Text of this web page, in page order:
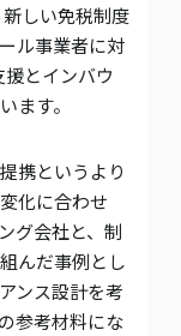
しい免税制度
ル事業者に対
とインバウ
ます。
携というより
化に合わせ
グ会社と、制
んだ事例とし
ンス設計を考
参考材料にな